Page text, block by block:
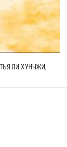
ЛИ ХУНЧЖИ,